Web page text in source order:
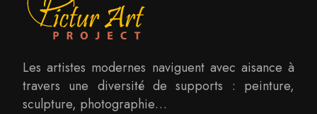
Les artistes modernes naviguent avec aisance à
travers une diversité de supports : peinture,
sculpture, photographie…